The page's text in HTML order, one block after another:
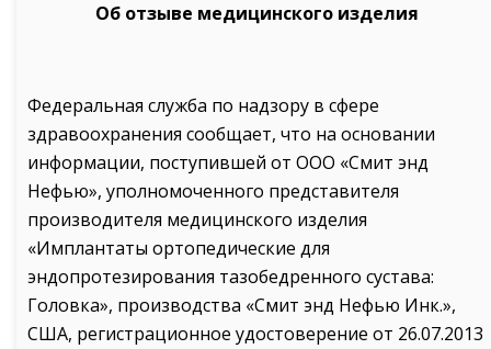
Об отзыве медицинского изделия
Федеральная служба по надзору в сфере
здравоохранения сообщает, что на основании
информации, поступившей от ООО «Смит энд
Нефью», уполномоченного представителя
производителя медицинского изделия
«Имплантаты ортопедические для
эндопротезирования тазобедренного сустава:
Головка», производства «Смит энд Нефью Инк.»,
США, регистрационное удостоверение от 26.07.2013